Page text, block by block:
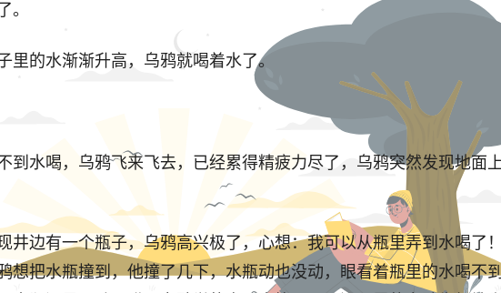
。
的水渐渐升高，乌鸦就喝着水了。
到水喝，乌鸦飞来飞去，已经累得精疲力尽了，乌鸦突然发现地面
井边有一个瓶子，乌鸦高兴极了，心想：我可以从瓶里弄到水喝了
想把水瓶撞到，他撞了几下，水瓶动也没动，眼看着瓶里的水喝不